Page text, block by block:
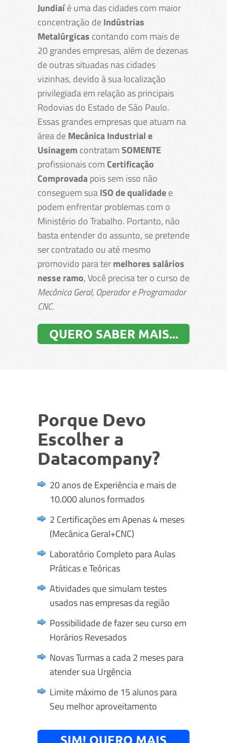
Jundiaíé uma das cidades com maior
concentração deIndústrias
Metalúrgicas contando com mais de
20 grandes empresas, além de dezenas
de outras situadas nas cidades
vizinhas, devido à sua localização
privilegiada em relação as principais
Rodovias do Estado de São Paulo.
Essas grandes empresas que atuam na
área deMecânica Industrial e
Usinagem contratamSOMENTE
profissionais comCertificação
Comprovadapois sem isso não
conseguem suaISO de qualidadee
podem enfrentar problemas com o
Ministério do Trabalho. Portanto, não
basta entender do assunto, se pretende
ser contratado ou até mesmo
promovido para termelhores salários
nesse ramo, Você precisa ter o curso de
Mecânica Geral, Operador e Programador
CNC.
QUERO SABER MAIS...
Porque Devo
Escolher a
Datacompany?
20 anos de Experiência e mais de
10.000 alunos formados
2 Certificações em Apenas 4 meses
(Mecânica Geral+CNC)
Laboratório Completo para Aulas
Práticas e Teóricas
Atividades que simulam testes
usados nas empresas da região
Possibilidade de fazer seu curso em
Horários Revesados
Novas Turmas a cada 2 meses para
atender sua Urgência
Limite máximo de 15 alunos para
Seu melhor aproveitamento
SIM! QUERO MAIS